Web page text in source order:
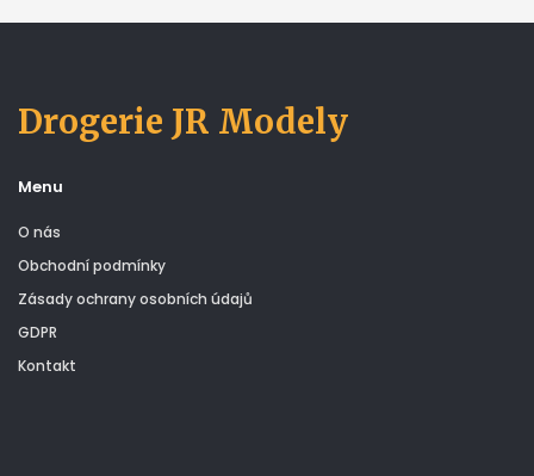
Drogerie JR Modely
Menu
O nás
Obchodní podmínky
Zásady ochrany osobních údajů
GDPR
Kontakt